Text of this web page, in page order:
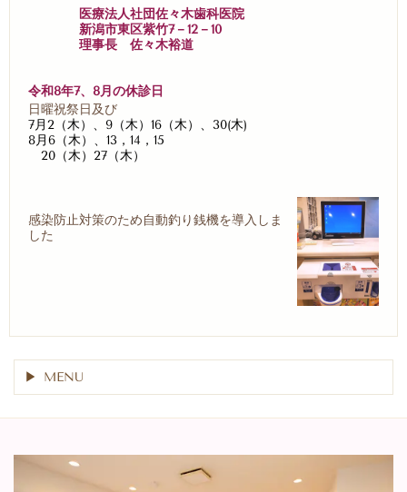
医療法人社団佐々木歯科医院
新潟市東区紫竹7－12－10
理事長 佐々木裕道
令和8年7、8月の休診日
日曜祝祭日及び
7月2（木）、9（木）16（木）、30(木)
8月6（木）、13，14，15
20（木）27（木）
感染防止対策のため自動釣り銭機を導入しま
した
MENU